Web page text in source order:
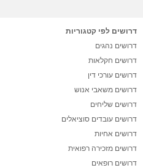
דרושים לפי קטגוריות
דרושים נהגים
דרושים חקלאות
דרושים עורכי דין
דרושים משאבי אנוש
דרושים שליחים
דרושים עובדים סוציאלים
דרושים אחיות
דרושים מזכירה רפואית
דרושים רופאים